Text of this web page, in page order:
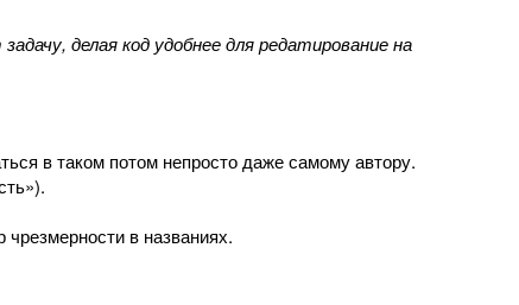
делая код удобнее для редатирование на
в таком потом непросто даже самому автору.
в названиях.